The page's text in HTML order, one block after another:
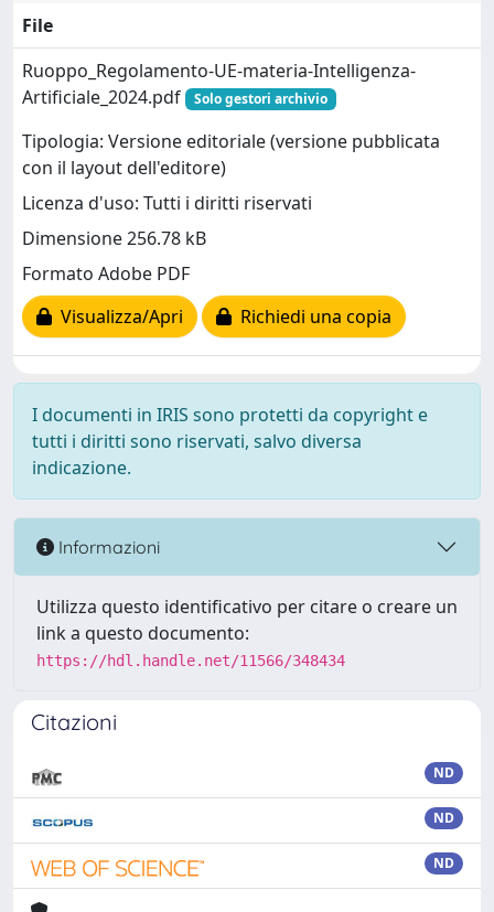
File
Ruoppo_Regolamento-UE-materia-Intelligenza-
Artificiale_2024.pdf
Solo gestori archivio
Tipologia: Versione editoriale (versione pubblicata
con il layout dell'editore)
Licenza d'uso: Tutti i diritti riservati
Dimensione 256.78 kB
Formato Adobe PDF
Visualizza/Apri
Richiedi una copia
I documenti in IRIS sono protetti da copyright e
tutti i diritti sono riservati, salvo diversa
indicazione.
Informazioni
Utilizza questo identificativo per citare o creare un
link a questo documento:
https://hdl.handle.net/11566/348434
Citazioni
ND
ND
ND